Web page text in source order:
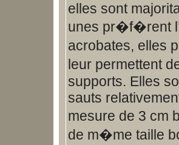
elles sont
unes pr�f�rent
acrobates, elles
leur permettent
supports. Elles
sauts
mesure de 3 cm
de m�me taille